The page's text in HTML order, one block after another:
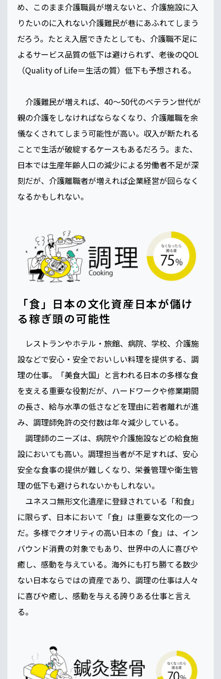
め、このまま介護職員が増えないと、介護施設に入
りたいのに入れない介護難民が巷にあふれてしまう
だろう。たとえ入居できたとしても、介護職不足に
よるサービス品質の低下は避けられず、老後のQOL
（Quality of Life＝生活の質）低下も予想される。
介護難民が増えれば、40～50代のベテラン世代が
親の介護をしなければならなくなり、介護離職を余
儀なくされてしまう可能性が高い。収入が断たれる
ことで生活が破綻するケースもあるだろう。また、
日本では生産年齢人口の減少による労働者不足が深
刻だが、介護離職者が増えれば企業経営が回らなく
なるかもしれない。
「食」日本の文化資産日本が儲け
る稼ぎ頭の可能性
レストランやホテル・旅館、病院、学校、介護施
設などで安心・安全でおいしい料理を提供する、調
理の仕事。「美食大国」と言われる日本の多様な食
を支える重要な役割だが、ハードワークや修業期間
の長さ、給与水準の低さなどを理由に若者離れが進
み、調理師免許の交付数は年々減少している。
調理師のニーズは、病院や介護施設などの給食施
設においても高い。調理担当者が不足すれば、安心
安全な食事の提供が難しくなり、栄養管理や衛生管
理の低下も避けられないかもしれない。
ユネスコ無形文化遺産に登録されている「和食」
に限らず、日本において「食」は重要な文化の一つ
だ。多様でクオリティの高い日本の「食」は、イン
バウンド消費の対象でもあり、世界中の人に喜びや
癒し、感動を与えている。海外にも打ち勝てる数少
ない日本ならではの資産であり、調理の仕事は人々
に喜びや癒し、感動を与える誇りある仕事と言え
る。